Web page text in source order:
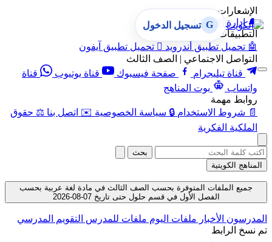
الإشعارات
🔔 إدارة الإشعارات
التطبيقات
🤖 تحميل تطبيق أندرويد  تحميل تطبيق آيفون
التواصل الاجتماعي | الصف الثالث
قناة تيليجرام
صفحة فيسبوك قناة يوتيوب
قناة
واتساب
بوت المناهج
روابط مهمة
📄 شروط الاستخدام 🔒 سياسة الخصوصية ✉️ اتصل بنا ⚖️ حقوق
الملكية الفكرية
G تسجيل الدخول
بحث
المناهج الكويتية
جميع الملفات المتوفرة بحسب الصف الثالث في مادة لغة عربية بحسب
الفصل الأول في قسم حلول حتى تاريخ 07-08-2026
المدرسون الأخبار ملفات اليوم ملفات للمدرس التقويم المدرسي
تم نسخ الرابط